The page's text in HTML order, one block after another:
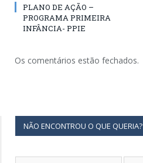
PLANO DE AÇÃO –
PROGRAMA PRIMEIRA
INFÂNCIA- PPIE
Os comentários estão fechados.
NÃO ENCONTROU O QUE QUERIA?